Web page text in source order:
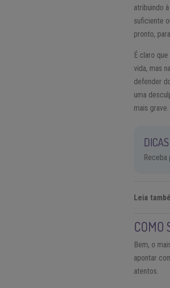
atribuindo
suficiente
pronto,
É claro
vida, mas
defender
uma
mais grave.
Leia
COMO
Bem, o
apontar
atentos.